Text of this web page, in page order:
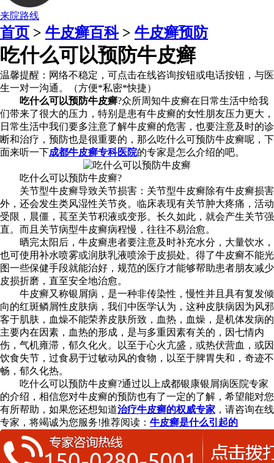
来院路线
首页 > 牛皮癣百科> 牛皮癣预防
吃什么可以预防牛皮癣
温馨提醒： 网络不稳定，可点击在线咨询按钮或电话按钮，与医
生一对一沟通。（方便*私密*快捷）
吃什么可以预防牛皮癣?众所周知牛皮癣在日常生活中给我
们带来了很大的压力，特别是患有牛皮癣的女性朋友压力更大，
日常生活中我们要多注意了解牛皮癣的危害，也要注意及时的诊
断和治疗，预防也是很重要的，那么吃什么可预防牛皮癣呢，下
面来听一下成都牛皮癣专科医院的专家是怎么介绍的吧。
吃什么可以预防牛皮癣?
关节型牛皮癣导致关节损害：关节型牛皮癣除有牛皮癣损害
外，还会发生类风湿性关节炎。临床表现有关节肿大疼痛，活动
受限，晨僵，萇至关节积液或变形。长久如此，就会产生关节强
直。而且关节病型牛皮癣病程慢，往往不易治愈。
晒完太阳后，牛皮癣患者要注意及时补充水分，大量饮水，
也可使用补水喷雾或润肤乳液喷涂于皮损处。得了牛皮癣不能光
图一些保健手段就能治好，规范的医疗才能够帮助患者朋友减少
皮损折磨，直至安全地治愈。
牛皮癣又称银屑病，是一种非传染性，慢性并且具有复发倾
向的红斑鳞屑性皮肤病，我们中医学认为，这种皮肤病因为风邪
客于肌肤，血燥不能荣养皮肤所致，血热，血燥，是机体发病的
主要内在因素，血热的形成，是与多重因素有关的，因七情内
伤，气机雍滞，郁久化火。以至于心火亢盛，或热伏营血，或因
饮食失节，过食易于过敏动风的食物，以至于脾胃失和，奇迹不
畅，郁久化热。
吃什么可以预防牛皮癣?通过以上成都银康银屑病医院专家
的介绍，相信您对牛皮癣的预防也有了一定的了解，希望能对您
有所帮助，如果您还想知道治疗牛皮癣的权威专家 ，请咨询在线
专家，将竭诚为您服务!推荐阅读： 牛皮癣是什么引起的